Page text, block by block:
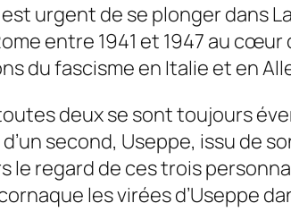
est urgent de se plonger dans
entre 1941 et 1947 au
du fascisme en Italie et en
deux se sont toujours
second, Useppe, issu de
regard de ces trois
les virées d’Useppe